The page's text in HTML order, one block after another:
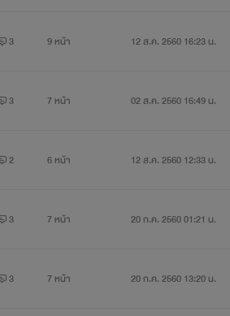
3 9 หน้า 12 ส.ค. 2560 16:23 น.
3 7 หน้า 02 ส.ค. 2560 16:49 น.
2 6 หน้า 12 ส.ค. 2560 12:33 น.
3 7 หน้า 20 ก.ค. 2560 01:21 น.
3 7 หน้า 20 ก.ค. 2560 13:20 น.